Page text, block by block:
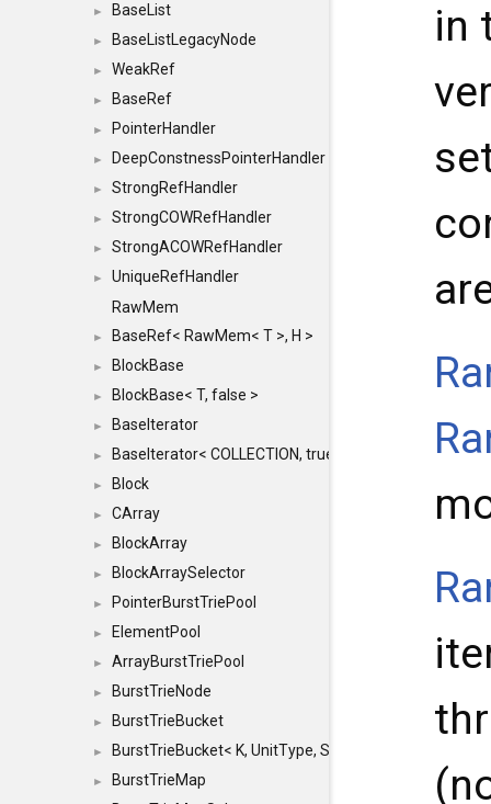
► BaseList
► BaseListLegacyNode
► WeakRef
► BaseRef
► PointerHandler
► DeepConstnessPointerHandler
► StrongRefHandler
► StrongCOWRefHandler
► StrongACOWRefHandler
►
UniqueRefHandler
RawMem
► BaseRef< RawMem< T >, H >
► BlockBase
► BlockBase< T, false >
► BaseIterator
► BaseIterator< COLLECTION, true >
► Block
► CArray
► BlockArray
► BlockArraySelector
► PointerBurstTriePool
► ElementPool
► ArrayBurstTriePool
► BurstTrieNode
► BurstTrieBucket
► BurstTrieBucket< K, UnitType, SIZE >
►
BurstTrieMap
in